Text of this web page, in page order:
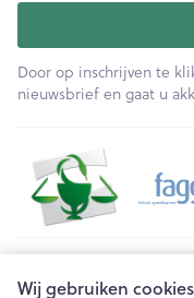
Wij gebruiken
Door op inschrijven te
nieuwsbrief en gaat u
Juridische links